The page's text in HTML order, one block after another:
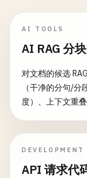
AI TOOLS
AI RAG 分
对文档的候选
（干净的分句/
度）、上下文重
DEVELOPMENT
API 请求代